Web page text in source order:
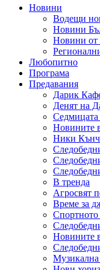
Новини
Водещи
Новини
Новини от
Любопитно
Програма
Предавания
Дарик
Денят на
Новините
Ники
В тренда
Агросвят
Време за
Новините
Музикална